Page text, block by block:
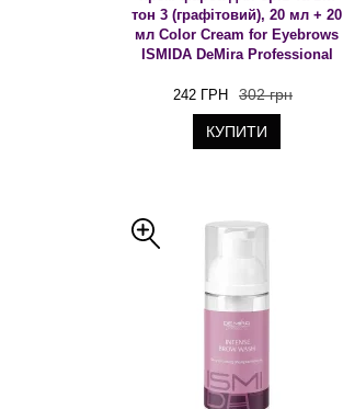
тон 3 (графітовий), 20 мл + 20
мл Color Cream for Eyebrows
ISMIDA DeMira Professional
242 ГРН 302 грн
КУПИТИ